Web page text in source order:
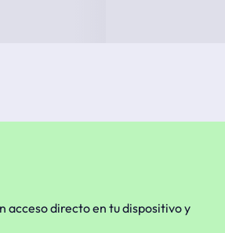
acceso directo en tu dispositivo y